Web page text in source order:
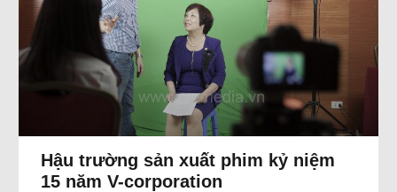
Hậu trường sản xuất phim kỷ niệm
15 năm V-corporation